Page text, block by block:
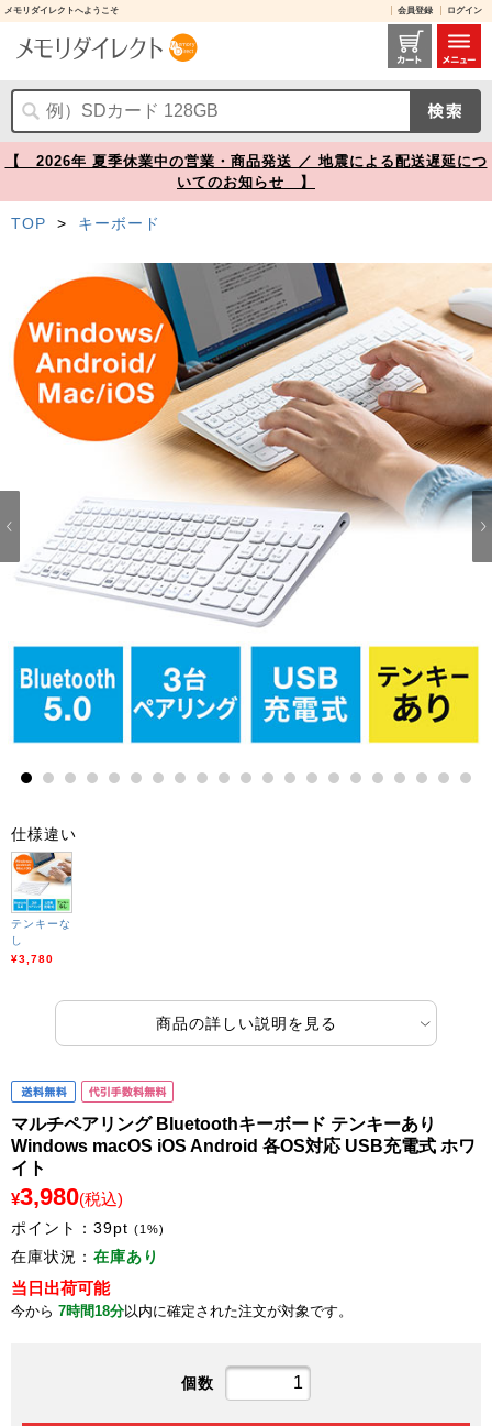
メモリダイレクトへようこそ 会員登録 ログイン
マルチペアリング Bluetoothキーボード テンキーあり Windows macOS iOS Android 各OS対応 USB充電式 ホワイト【メモリダイレクト】
【 2026年 夏季休業中の営業・商品発送 ／ 地震による配送遅延につ
いてのお知らせ 】
TOP > キーボード
10 11 12 13 14 15 16 17 18 19 20
仕様違い
テンキーな
し
¥3,780
商品の詳しい説明を見る
マルチペアリング Bluetoothキーボード テンキーあり
Windows macOS iOS Android 各OS対応 USB充電式 ホワ
イト
¥3,980(税込)
ポイント： 39pt (1%)
在庫状況： 在庫あり
当日出荷可能
今から 7時間18分以内に確定された注文が対象です。
個数